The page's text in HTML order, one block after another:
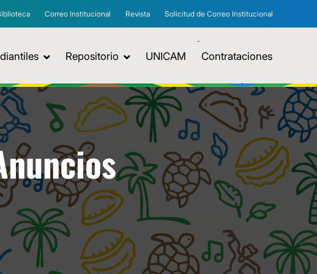
Correo Institucional Revista Solicitud de Correo Institucional
Repositorio UNICAM Contrataciones